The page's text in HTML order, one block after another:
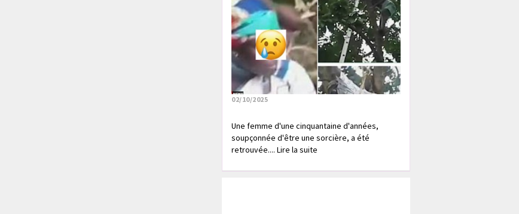
02/10/2025
Une femme d'une cinquantaine d'années,
soupçonnée d'être une sorcière, a été
retrouvée.... Lire la suite